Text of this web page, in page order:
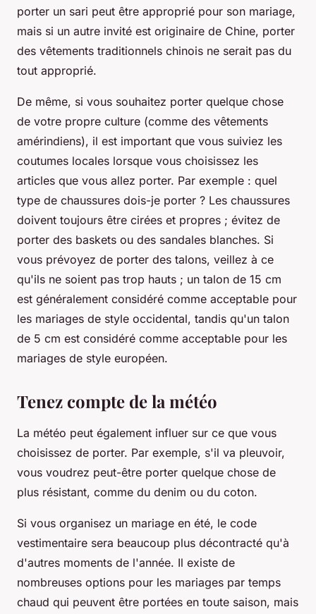
porter un sari peut être approprié pour son mariage,
mais si un autre invité est originaire de Chine, porter
des vêtements traditionnels chinois ne serait pas du
tout approprié.
De même, si vous souhaitez porter quelque chose
de votre propre culture (comme des vêtements
amérindiens), il est important que vous suiviez les
coutumes locales lorsque vous choisissez les
articles que vous allez porter. Par exemple : quel
type de chaussures dois-je porter ? Les chaussures
doivent toujours être cirées et propres ; évitez de
porter des baskets ou des sandales blanches. Si
vous prévoyez de porter des talons, veillez à ce
qu'ils ne soient pas trop hauts ; un talon de 15 cm
est généralement considéré comme acceptable pour
les mariages de style occidental, tandis qu'un talon
de 5 cm est considéré comme acceptable pour les
mariages de style européen.
Tenez compte de la météo
La météo peut également influer sur ce que vous
choisissez de porter. Par exemple, s'il va pleuvoir,
vous voudrez peut-être porter quelque chose de
plus résistant, comme du denim ou du coton.
Si vous organisez un mariage en été, le code
vestimentaire sera beaucoup plus décontracté qu'à
d'autres moments de l'année. Il existe de
nombreuses options pour les mariages par temps
chaud qui peuvent être portées en toute saison, mais